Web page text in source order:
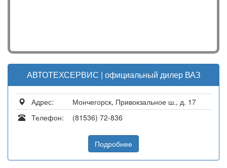
АВТОТЕХСЕРВИС | официальный дилер ВАЗ
Адрес:
Мончегорск, Привокзальное ш., д. 17
Телефон:
(81536) 72-836
Подробнее